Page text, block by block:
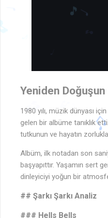
Yeniden
1980 yılı, müzik dünyası
gelen bir albüme tanıklık
tutkunun ve hayatın
Albüm, ilk notadan son
başyapıttır. Yaşamın sert
dinleyiciyi yoğun bir
## Şarkı Şarkı Analiz
### Hells Bells
🎵
♪
🎵
♩
♪
♩ ♬
🎵
🎵